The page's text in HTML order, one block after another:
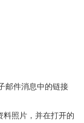
邮件消息中的链接
照片，并在打开的